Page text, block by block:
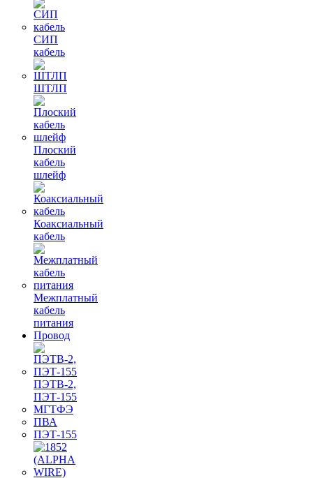
СИП
кабель
ШТЛП
Плоский
кабель
шлейф
Коаксиальный
кабель
Межплатный
кабель
питания
Провод
ПЭТВ-2,
ПЭТ-155
МГТФЭ
ПВА
ПЭТ-155